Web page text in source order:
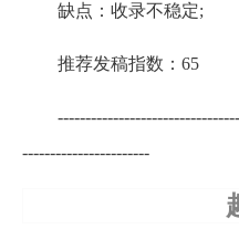
缺点：收录不稳定;
推荐发稿指数：65
-----------------------